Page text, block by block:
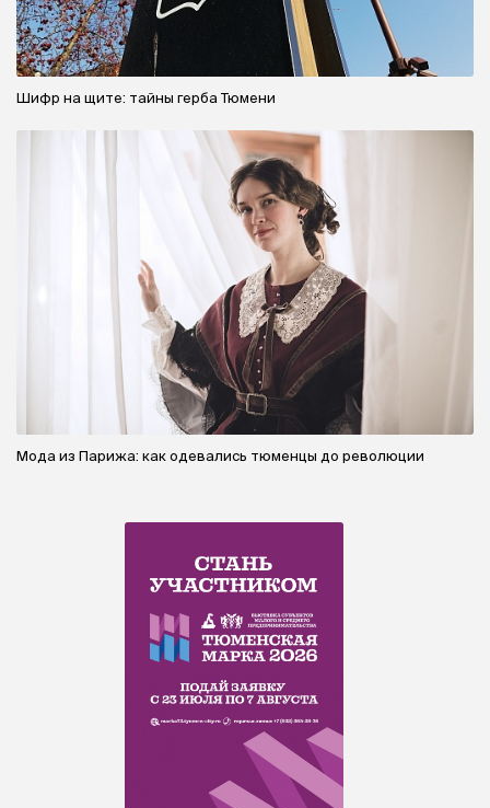
Шифр на щите: тайны герба Тюмени
Мода из Парижа: как одевались тюменцы до революции